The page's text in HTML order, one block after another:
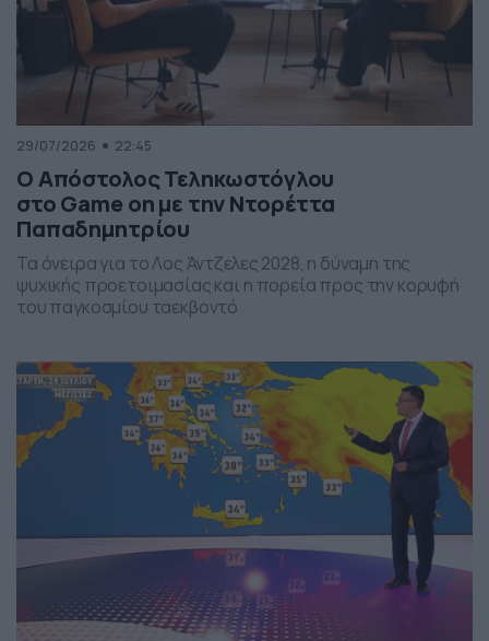
29/07/2026 22:45
Ο Απόστολος Τεληκωστόγλου
στο Game on με την Ντορέττα
Παπαδημητρίου
Τα όνειρα για το Λος Άντζελες 2028, η δύναμη της
ψυχικής προετοιμασίας και η πορεία προς την κορυφή
του παγκοσμίου ταεκβοντό